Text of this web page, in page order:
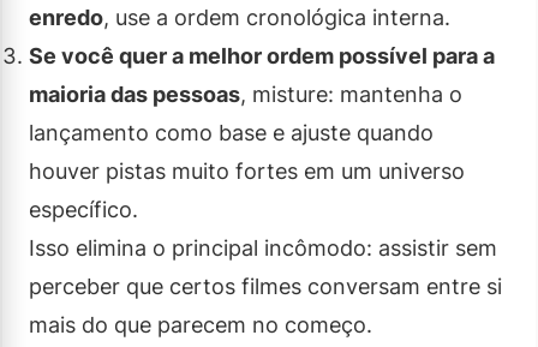
enredo, use a ordem cronológica interna.
Se você quer a melhor ordem possível para a
maioria das pessoas, misture: mantenha o
lançamento como base e ajuste quando
houver pistas muito fortes em um universo
específico.
Isso elimina o principal incômodo: assistir sem
perceber que certos filmes conversam entre si
mais do que parecem no começo.